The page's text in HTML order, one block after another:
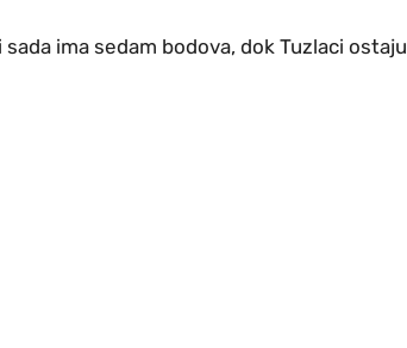
ima sedam bodova, dok Tuzlaci ostaju